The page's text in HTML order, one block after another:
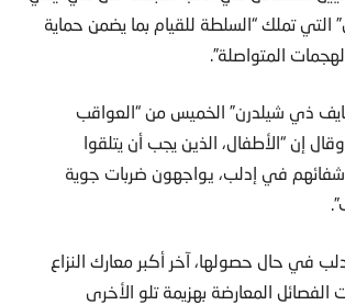
التي تملك “السلطة للقيام بما يضمن حماية
المتواصلة”.
ذي شيلدرن” الخميس من “العواقب
إن “الأطفال، الذين يجب أن يتلقوا
في إدلب، يواجهون ضربات جوية
في حال حصولها، آخر أكبر معارك النزاع
المعارضة بهزيمة تلو الأخرى